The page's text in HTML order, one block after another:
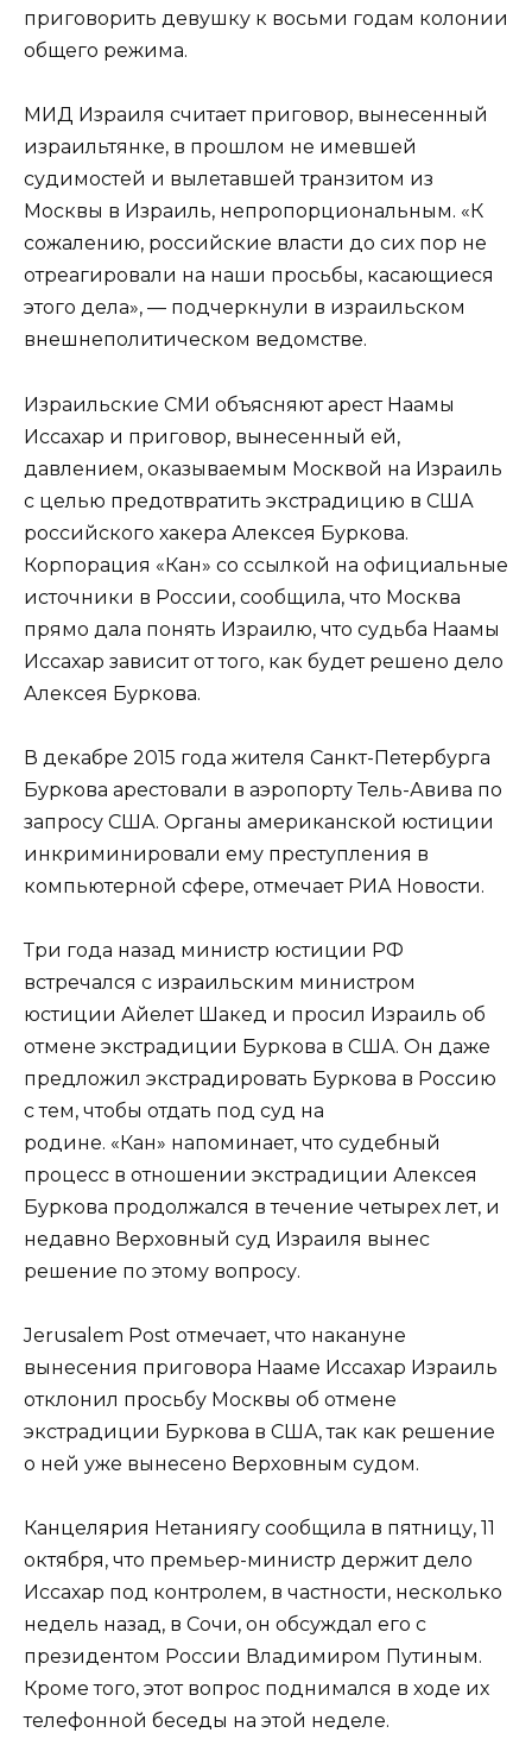
приговорить девушку к восьми годам колонии
общего режима.
МИД Израиля считает приговор, вынесенный
израильтянке, в прошлом не имевшей
судимостей и вылетавшей транзитом из
Москвы в Израиль, непропорциональным. «К
сожалению, российские власти до сих пор не
отреагировали на наши просьбы, касающиеся
этого дела», — подчеркнули в израильском
внешнеполитическом ведомстве.
Израильские СМИ объясняют арест Наамы
Иссахар и приговор, вынесенный ей,
давлением, оказываемым Москвой на Израиль
с целью предотвратить экстрадицию в США
российского хакера Алексея Буркова.
Корпорация «Кан» со ссылкой на официальные
источники в России, сообщила, что Москва
прямо дала понять Израилю, что судьба Наамы
Иссахар зависит от того, как будет решено дело
Алексея Буркова.
В декабре 2015 года жителя Санкт-Петербурга
Буркова арестовали в аэропорту Тель-Авива по
запросу США. Органы американской юстиции
инкриминировали ему преступления в
компьютерной сфере, отмечает РИА Новости.
Три года назад министр юстиции РФ
встречался с израильским министром
юстиции Айелет Шакед и просил Израиль об
отмене экстрадиции Буркова в США. Он даже
предложил экстрадировать Буркова в Россию
с тем, чтобы отдать под суд на
родине. «Кан» напоминает, что судебный
процесс в отношении экстрадиции Алексея
Буркова продолжался в течение четырех лет, и
недавно Верховный суд Израиля вынес
решение по этому вопросу.
Jerusalem Post отмечает, что накануне
вынесения приговора Нааме Иссахар Израиль
отклонил просьбу Москвы об отмене
экстрадиции Буркова в США, так как решение
о ней уже вынесено Верховным судом.
Канцелярия Нетаниягу сообщила в пятницу, 11
октября, что премьер-министр держит дело
Иссахар под контролем, в частности, несколько
недель назад, в Сочи, он обсуждал его с
президентом России Владимиром Путиным.
Кроме того, этот вопрос поднимался в ходе их
телефонной беседы на этой неделе.